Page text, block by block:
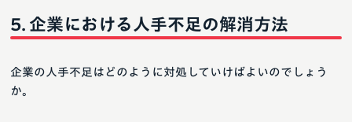
企業における人手不足の解消方法
企業の人手不足はどのように対処していけばよいのでしょう
か。